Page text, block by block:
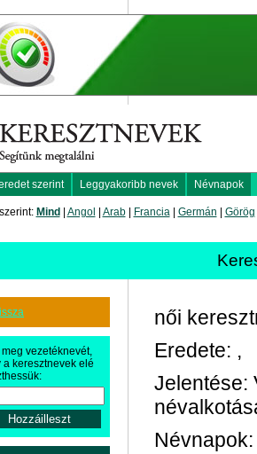
szerint Leggyakoribb nevek Névnapok
Mind Angol Arab| Francia| Germán Görög
vezetéknevét,
a keresztnevek elé
női
Eredete: ,
Jelentése:
Névnapok: